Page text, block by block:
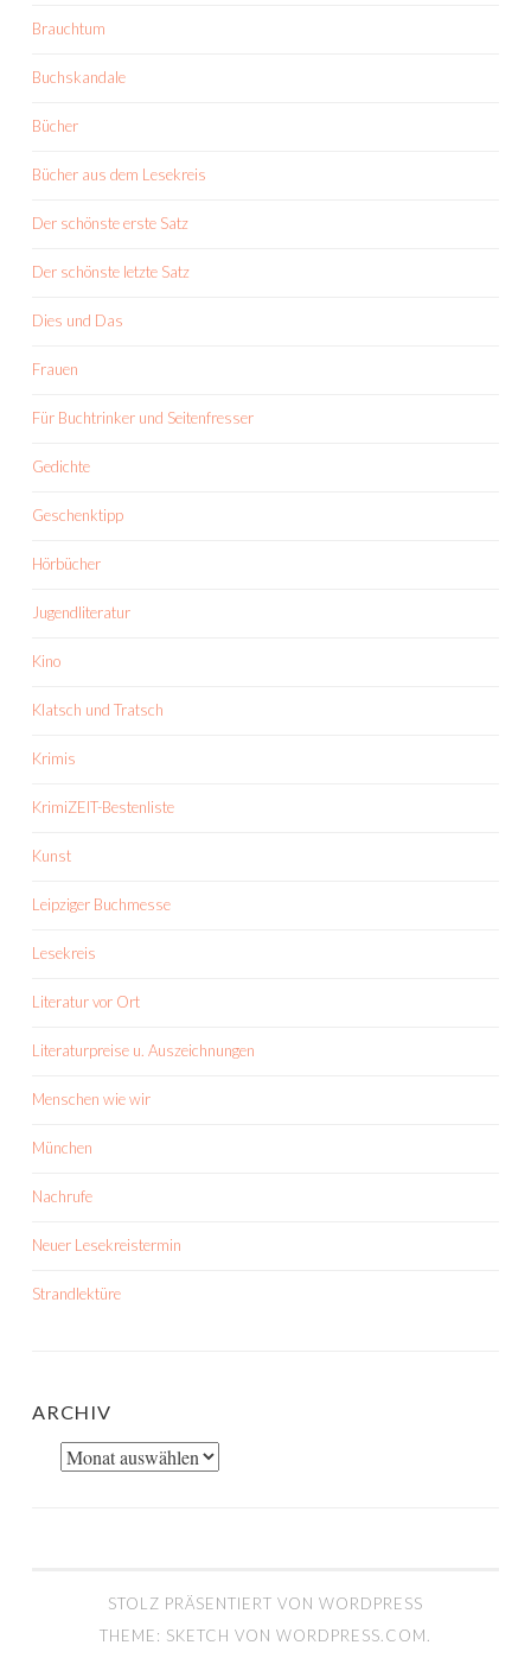
Brauchtum
Buchskandale
Bücher
Bücher aus dem Lesekreis
Der schönste erste Satz
Der schönste letzte Satz
Dies und Das
Frauen
Für Buchtrinker und Seitenfresser
Gedichte
Geschenktipp
Hörbücher
Jugendliteratur
Kino
Klatsch und Tratsch
Krimis
KrimiZEIT-Bestenliste
Kunst
Leipziger Buchmesse
Lesekreis
Literatur vor Ort
Literaturpreise u. Auszeichnungen
Menschen wie wir
München
Nachrufe
Neuer Lesekreistermin
Strandlektüre
ARCHIV
Archiv
STOLZ PRÄSENTIERT VON WORDPRESS
THEME: SKETCH VON WORDPRESS.COM